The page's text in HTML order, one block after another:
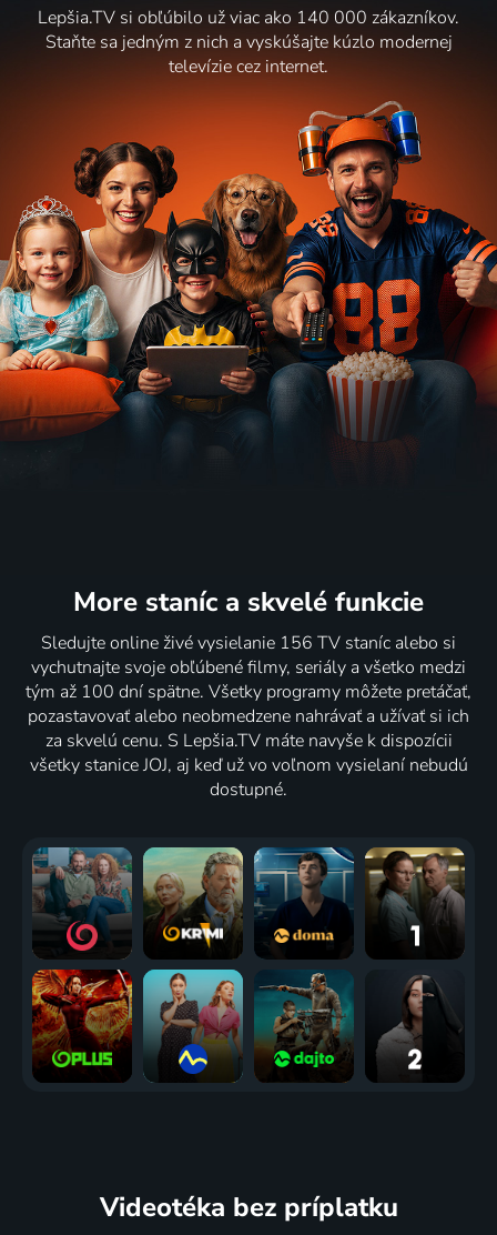
Lepšia.TV si obľúbilo už viac ako 140 000 zákazníkov.
Staňte sa jedným z nich a vyskúšajte kúzlo modernej
televízie cez internet.
More staníc a skvelé funkcie
Sledujte online živé vysielanie 156 TV staníc alebo si
vychutnajte svoje obľúbené filmy, seriály a všetko medzi
tým až 100 dní spätne. Všetky programy môžete pretáčať,
pozastavovať alebo neobmedzene nahrávať a užívať si ich
za skvelú cenu. S Lepšia.TV máte navyše k dispozícii
všetky stanice JOJ, aj keď už vo voľnom vysielaní nebudú
dostupné.
Videotéka bez príplatku